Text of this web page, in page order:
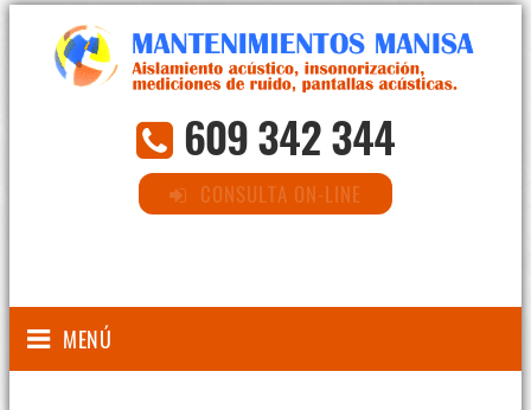
609 342 344
CONSULTA ON-LINE
MENÚ